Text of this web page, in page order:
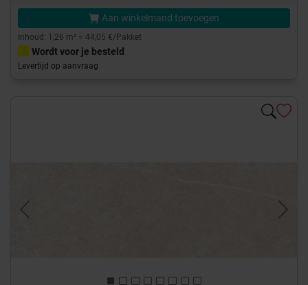
Aan winkelmand toevoegen
Inhoud: 1,26 m² = 44,05 €/Pakket
Wordt voor je besteld
Levertijd op aanvraag
Previous Next